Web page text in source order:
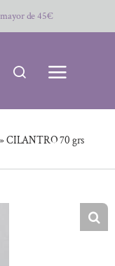
de 45€
CILANTRO 70 grs